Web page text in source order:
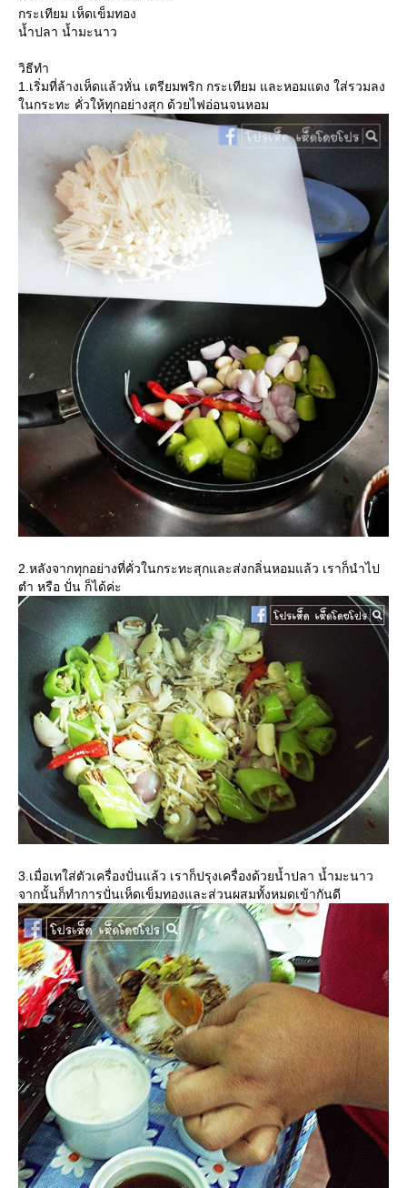
กระเทียม เห็ดเข็มทอง
น้ำปลา น้ำมะนาว
วิธีทำ
1.เริ่มที่ล้างเห็ดแล้วหั่น เตรียมพริก กระเทียม และหอมแดง ใส่รวมลง
นกระทะ คั่วให้ทุกอย่างสุก ด้วยไฟอ่อนจนหอม
2.หลังจากทุกอย่างที่คั่วในกระทะสุกและส่งกลิ่นหอมแล้ว เราก็นำไป
ตำ หรือ ปั่น ก็ได้ค่ะ
3.เมื่อเทใส่ตัวเครื่องปั่นแล้ว เราก็ปรุงเครื่องด้วยน้ำปลา น้ำมะนาว
จากนั้นก็ทำการปั่นเห็ดเข็มทองและส่วนผสมทั้งหมดเข้ากันดี